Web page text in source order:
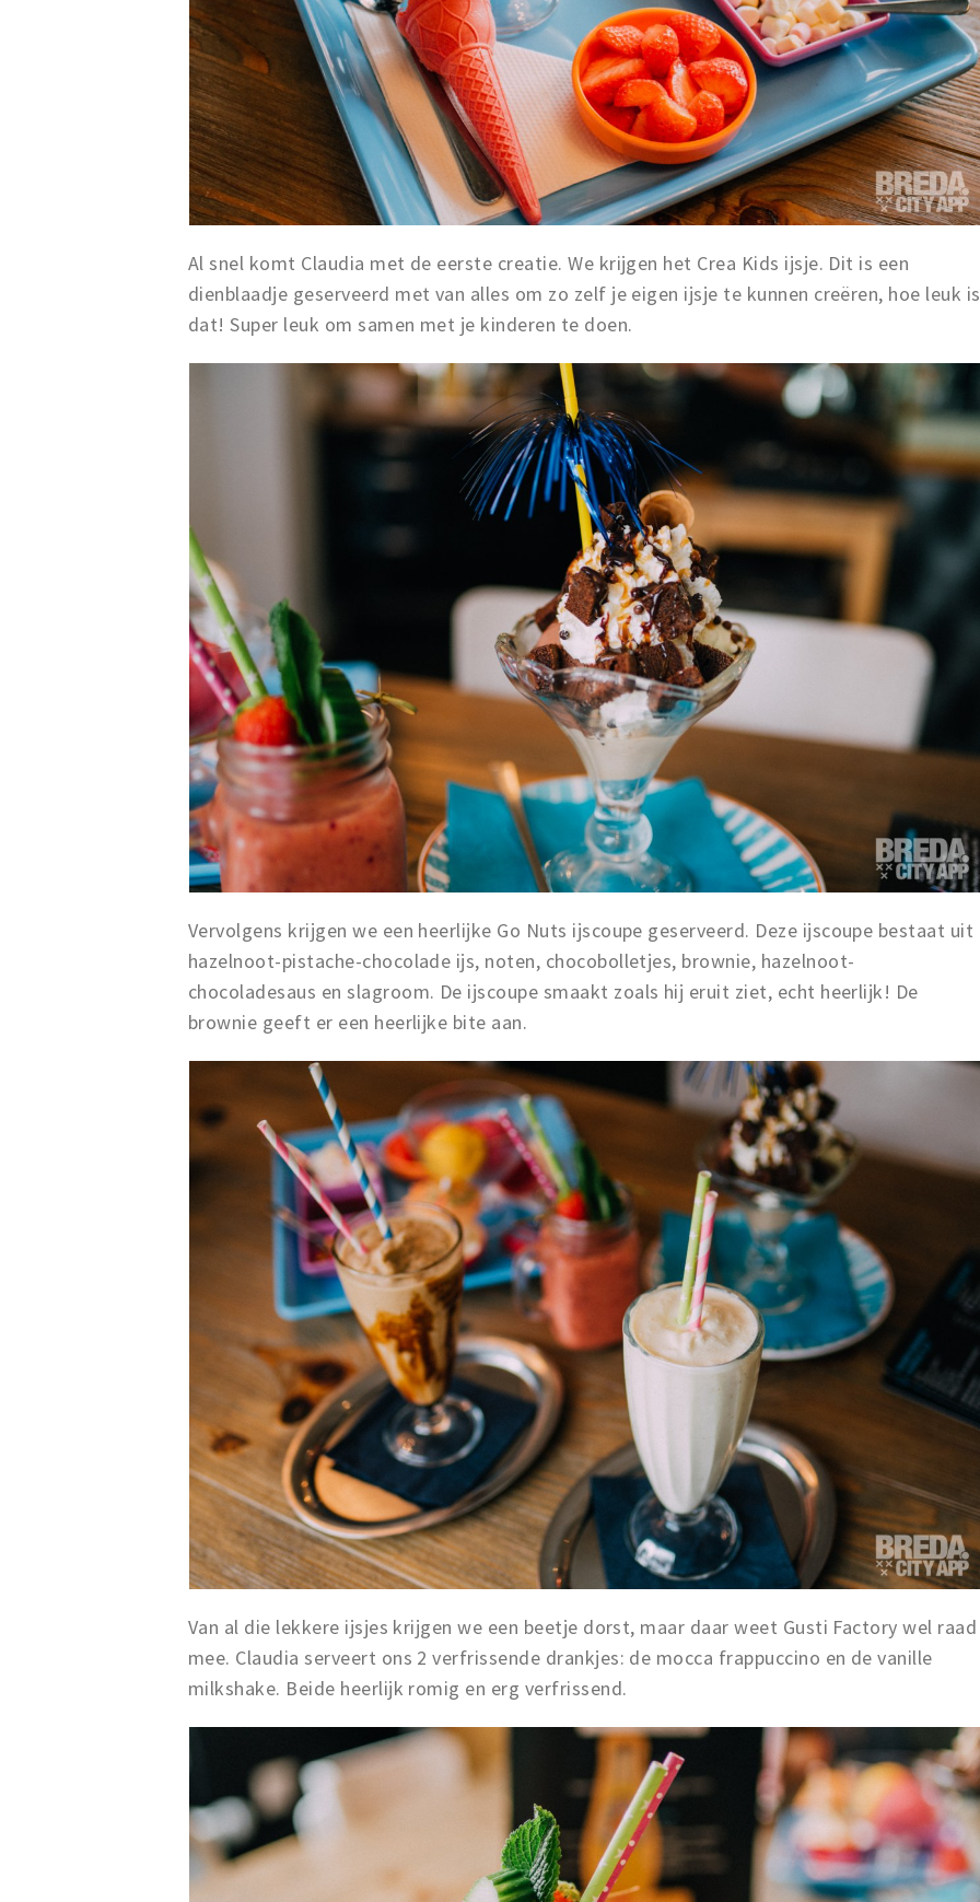
Al snel komt Claudia met de eerste creatie. We krijgen het Crea Kids ijsje. Dit is een
dienblaadje geserveerd met van alles om zo zelf je eigen ijsje te kunnen creëren, hoe leuk is
dat! Super leuk om samen met je kinderen te doen.
Vervolgens krijgen we een heerlijke Go Nuts ijscoupe geserveerd. Deze ijscoupe bestaat uit
hazelnoot-pistache-chocolade ijs, noten, chocobolletjes, brownie, hazelnoot-
chocoladesaus en slagroom. De ijscoupe smaakt zoals hij eruit ziet, echt heerlijk! De
brownie geeft er een heerlijke bite aan.
Van al die lekkere ijsjes krijgen we een beetje dorst, maar daar weet Gusti Factory wel raad
mee. Claudia serveert ons 2 verfrissende drankjes: de mocca frappuccino en de vanille
milkshake. Beide heerlijk romig en erg verfrissend.